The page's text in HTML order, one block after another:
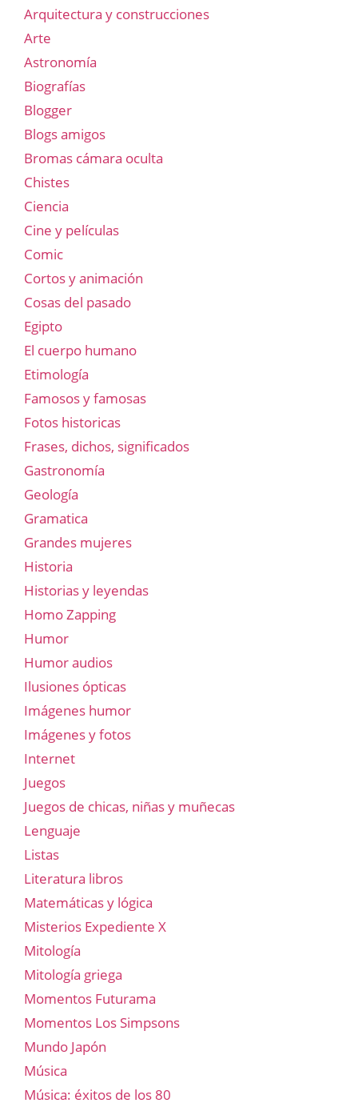
Arquitectura y construcciones
Arte
Astronomía
Biografías
Blogger
Blogs amigos
Bromas cámara oculta
Chistes
Ciencia
Cine y películas
Comic
Cortos y animación
Cosas del pasado
Egipto
El cuerpo humano
Etimología
Famosos y famosas
Fotos historicas
Frases, dichos, significados
Gastronomía
Geología
Gramatica
Grandes mujeres
Historia
Historias y leyendas
Homo Zapping
Humor
Humor audios
Ilusiones ópticas
Imágenes humor
Imágenes y fotos
Internet
Juegos
Juegos de chicas, niñas y muñecas
Lenguaje
Listas
Literatura libros
Matemáticas y lógica
Misterios Expediente X
Mitología
Mitología griega
Momentos Futurama
Momentos Los Simpsons
Mundo Japón
Música
Música: éxitos de los 80